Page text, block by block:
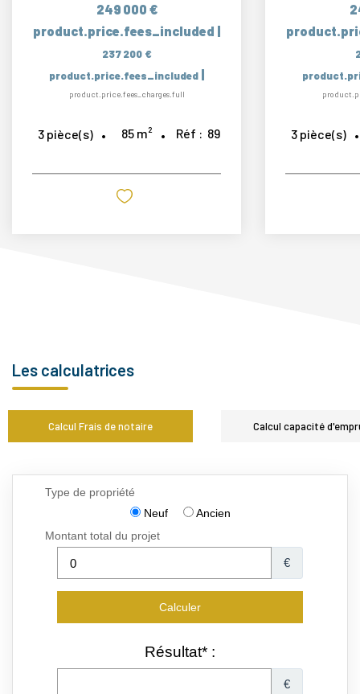
249 000 €
product.price.fees_included |
237 200 €
product.price.fees_included |
product.price.fees_charges.full
3 pièce(s) 85 m² Réf : 89 3 pièce(s)
Les calculatrices
Calcul Frais de notaire Calcul capacité